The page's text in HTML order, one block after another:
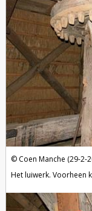
Coen Manche (29-2-
Het luiwerk. Voorheen